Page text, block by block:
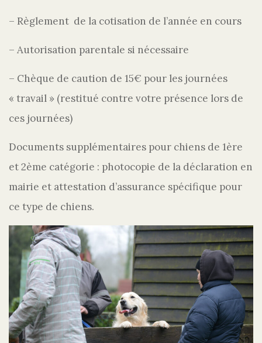
– Règlement de la cotisation de l’année en cours
– Autorisation parentale si nécessaire
– Chèque de caution de 15€ pour les journées
« travail » (restitué contre votre présence lors de
ces journées)
Documents supplémentaires pour chiens de 1ère
et 2ème catégorie : photocopie de la déclaration en
mairie et attestation d’assurance spécifique pour
ce type de chiens.